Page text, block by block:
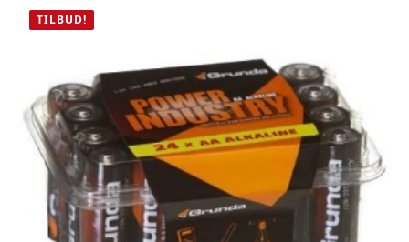
Pol,
BGU
antall
TILBUD!